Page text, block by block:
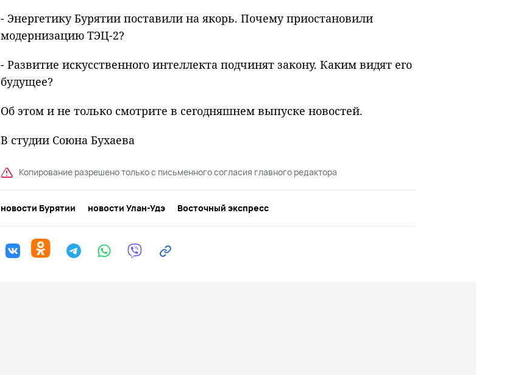
- Энергетику Бурятии поставили на якорь. Почему приостановили
модернизацию ТЭЦ-2?
- Развитие искусственного интеллекта подчинят закону. Каким видят его
будущее?
Об этом и не только смотрите в сегодняшнем выпуске новостей.
В студии Союна Бухаева
Копирование разрешено только с письменного согласия главного редактора
новости Бурятии новости Улан-Удэ Восточный экспресс